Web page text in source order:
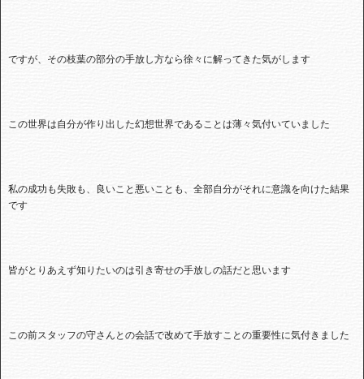
ですが、その枝葉の部分の手放し方なら徐々に解ってきた気がします
この世界は自分が作り出した幻想世界であることは薄々気付いていました
私の成功も失敗も、良いこと悪いことも、全部自分がそれに意識を向けた結果
です
皆がとりあえず知りたいのは引き寄せの手放しの話だと思います
この前スタッフの守さんとの会話で改めて手放すことの重要性に気付きました